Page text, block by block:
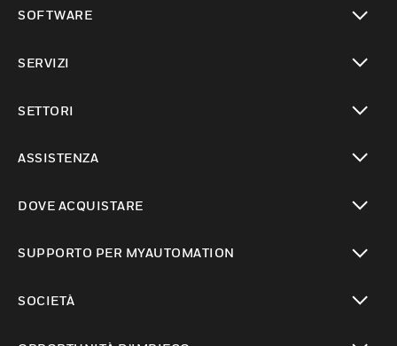
SOFTWARE
SERVIZI
SETTORI
ASSISTENZA
DOVE ACQUISTARE
SUPPORTO PER MYAUTOMATION
SOCIETÀ